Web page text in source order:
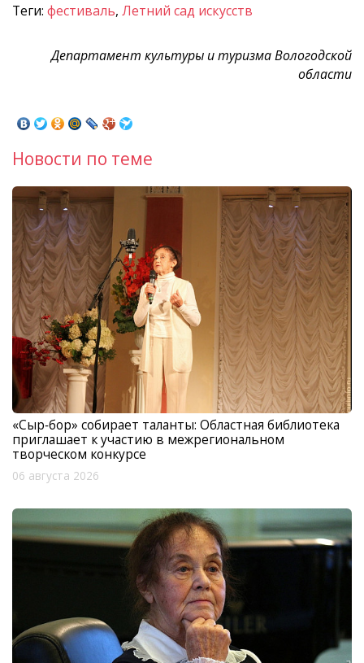
Теги: фестиваль, Летний сад искусств
Департамент культуры и туризма Вологодской
области
Новости по теме
«Сыр‑бор» собирает таланты: Областная библиотека
приглашает к участию в межрегиональном
творческом конкурсе
06 августа 2026